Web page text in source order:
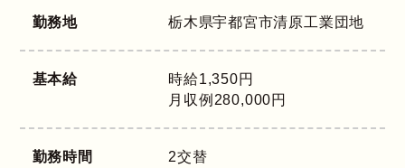
勤務地 栃木県宇都宮市清原工業団地
基本給
時給1,350円
月収例280,000円
勤務時間
2交替